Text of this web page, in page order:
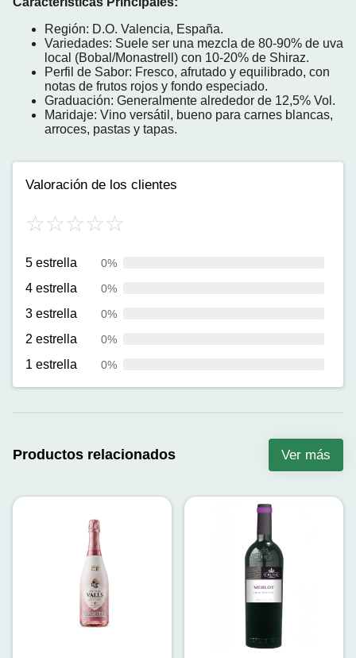
Región: D.O. Valencia, España.
Variedades: Suele ser una mezcla de 80-90% de uva
local (Bobal/Monastrell) con 10-20% de Shiraz.
Perfil de Sabor: Fresco, afrutado y equilibrado, con
notas de frutos rojos y fondo especiado.
Graduación: Generalmente alrededor de 12,5% Vol.
Maridaje: Vino versátil, bueno para carnes blancas,
arroces, pastas y tapas.
Valoración de los clientes
5 estrella 0%
4 estrella 0%
3 estrella 0%
2 estrella 0%
1 estrella 0%
Productos relacionados Ver más